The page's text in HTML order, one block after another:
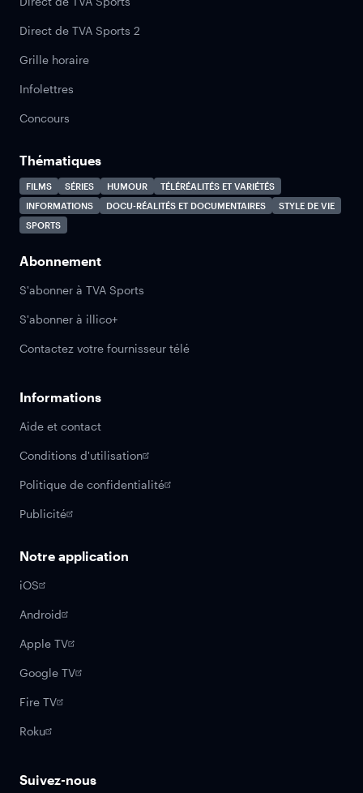
Direct de TVA Sports 2
Grille horaire
Infolettres
Concours
Thématiques
FILMS SÉRIES HUMOUR
TÉLÉRÉALITÉS ET VARIÉTÉS
INFORMATIONS
DOCU-RÉALITÉS ET DOCUMENTAIRES
STYLE DE VIE
SPORTS
Abonnement
S'abonner à TVA Sports
S'abonner à illico+
Contactez votre fournisseur télé
Informations
Aide et contact
Conditions d'utilisation
Politique de confidentialité
Publicité
Notre application
iOS
Android
Apple TV
Google TV
Fire TV
Roku
Suivez-nous